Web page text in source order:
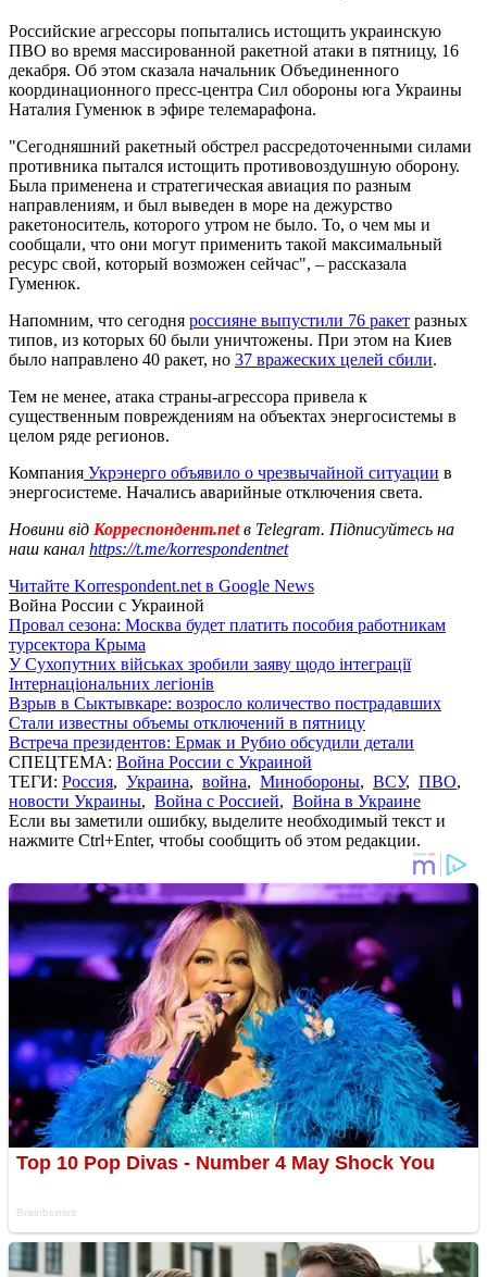
Российские агрессоры попытались истощить украинскую
ПВО во время массированной ракетной атаки в пятницу, 16
декабря. Об этом сказала начальник Объединенного
координационного пресс-центра Сил обороны юга Украины
Наталия Гуменюк в эфире телемарафона.
"Сегодняшний ракетный обстрел рассредоточенными силами
противника пытался истощить противовоздушную оборону.
Была применена и стратегическая авиация по разным
направлениям, и был выведен в море на дежурство
ракетоноситель, которого утром не было. То, о чем мы и
сообщали, что они могут применить такой максимальный
ресурс свой, который возможен сейчас", – рассказала
Гуменюк.
Напомним, что сегодня россияне выпустили 76 ракет разных
типов, из которых 60 были уничтожены. При этом на Киев
было направлено 40 ракет, но 37 вражеских целей сбили.
Тем не менее, атака страны-агрессора привела к
существенным повреждениям на объектах энергосистемы в
целом ряде регионов.
Компания Укрэнерго объявило о чрезвычайной ситуации в
энергосистеме. Начались аварийные отключения света.
Новини від Корреспондент.netв Telegram. Підписуйтесь на
наш канал https://t.me/korrespondentnet
Читайте Korrespondent.net в Google News
Война России с Украиной
Провал сезона: Москва будет платить пособия работникам
турсектора Крыма
У Сухопутних військах зробили заяву щодо інтеграції
Інтернаціональних легіонів
Взрыв в Сыктывкаре: возросло количество пострадавших
Стали известны объемы отключений в пятницу
Встреча президентов: Ермак и Рубио обсудили детали
СПЕЦТЕМА: Война России с Украиной
ТЕГИ: Россия, Украина, война, Минобороны, ВСУ, ПВО,
новости Украины, Война с Россией, Война в Украине
Если вы заметили ошибку, выделите необходимый текст и
нажмите Ctrl+Enter, чтобы сообщить об этом редакции.